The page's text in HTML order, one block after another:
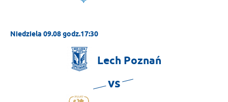
Niedziela 09.08 godz.17:30
Lech Poznań
vs